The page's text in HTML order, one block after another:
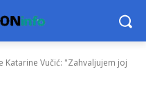
Katarine Vučić: "Zahvaljujem joj